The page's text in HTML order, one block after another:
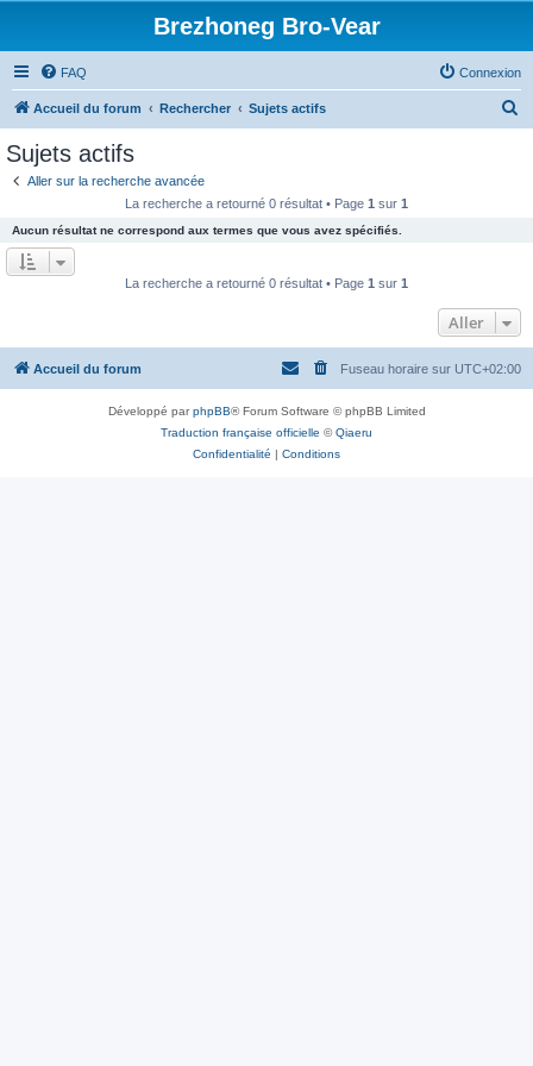
Brezhoneg Bro-Vear
FAQ Connexion
Accueil du forum Rechercher Sujets actifs
e
r
Sujets actifs
Aller sur la recherche avancée
La recherche a retourné 0 résultat • Page 1 sur 1
Aucun résultat ne correspond aux termes que vous avez spécifiés.
La recherche a retourné 0 résultat • Page 1 sur 1
Aller
Accueil du forum Fuseau horaire sur UTC+02:00
Développé parphpBB® Forum Software © phpBB Limited
Traduction française officielle ©Qiaeru
Confidentialité | Conditions